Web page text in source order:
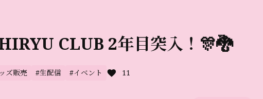
CLUB 2年目突入！🎊🐉
ズ販売 #生配信 #イベント 11